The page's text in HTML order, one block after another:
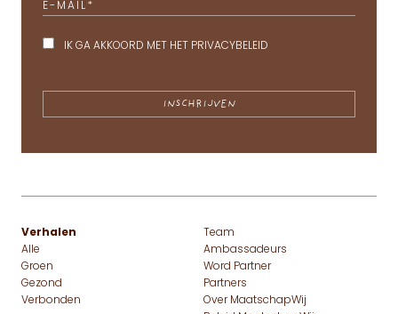
E-MAIL *
IK GA AKKOORD MET HET PRIVACYBELEID